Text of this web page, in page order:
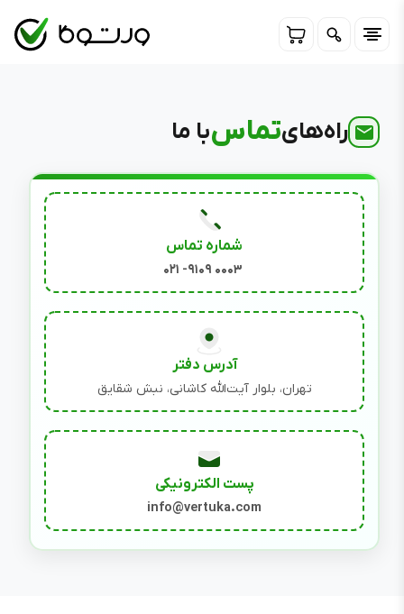
راه‌هایتماسبا ما
شماره تماس
۰۰۰۳ ۹۱۰۹- ۰۲۱
آدرس دفتر
تهران، بلوار آیت‌الله کاشانی، نبش شقایق
پست الکترونیکی
info@vertuka.com